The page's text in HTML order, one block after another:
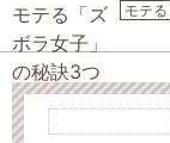
モテる